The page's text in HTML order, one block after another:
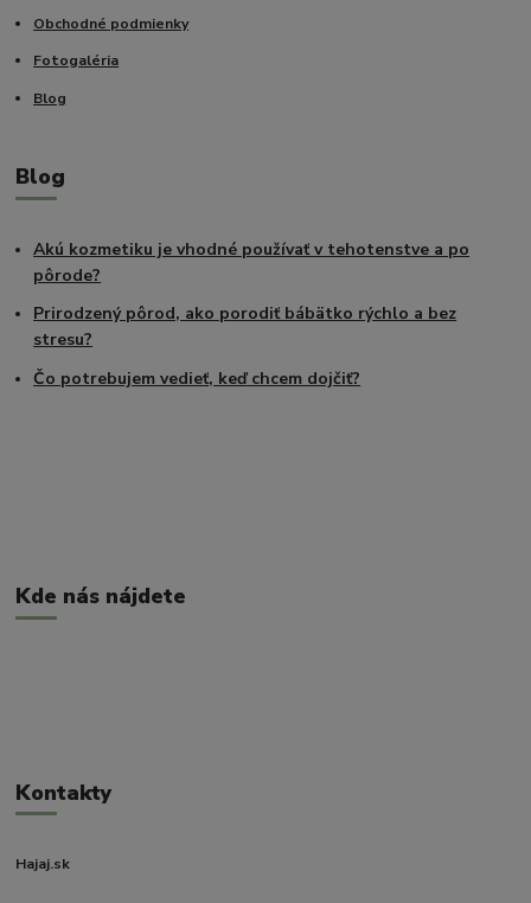
Obchodné podmienky
Fotogaléria
Blog
Blog
Akú kozmetiku je vhodné používať v tehotenstve a po
pôrode?
Prirodzený pôrod, ako porodiť bábätko rýchlo a bez
stresu?
Čo potrebujem vedieť, keď chcem dojčiť?
Kde nás nájdete
Kontakty
Hajaj.sk